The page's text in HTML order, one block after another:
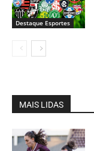
Destaque Esportes
MAIS LIDAS